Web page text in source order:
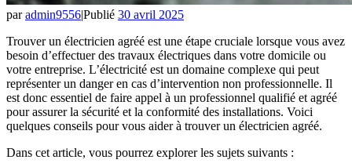
paradmin9556|Publié 30 avril 2025
Trouver un électricien agréé est une étape cruciale lorsque vous avez
besoin d’effectuer des travaux électriques dans votre domicile ou
votre entreprise. L’électricité est un domaine complexe qui peut
représenter un danger en cas d’intervention non professionnelle. Il
est donc essentiel de faire appel à un professionnel qualifié et agréé
pour assurer la sécurité et la conformité des installations. Voici
quelques conseils pour vous aider à trouver un électricien agréé.
Dans cet article, vous pourrez explorer les sujets suivants :